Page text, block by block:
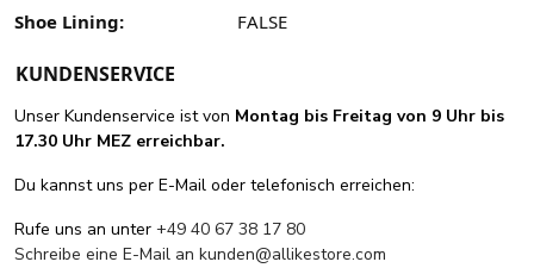
Shoe Lining:
FALSE
KUNDENSERVICE
Unser Kundenservice ist von Montag bis Freitag von 9 Uhr bis
17.30 Uhr MEZ erreichbar.
Du kannst uns per E-Mail oder telefonisch erreichen:
Rufe uns an unter +49 40 67 38 17 80
Schreibe eine E-Mail an kunden@allikestore.com